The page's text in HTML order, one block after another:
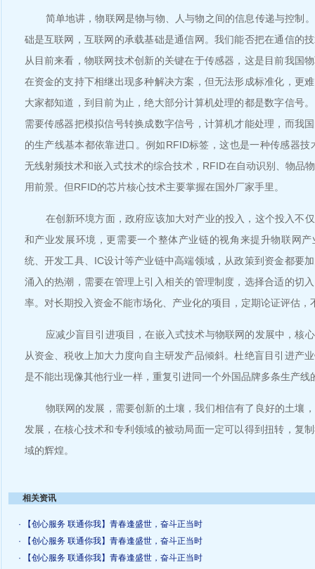
简单地讲，物联网是物与物、人与物之间的信息传递与控制
础是互联网，互联网的承载基础是通信网。我们能否把在通信的
从目前来看，物联网技术创新的关键在于传感器，这是目前我国
在资金的支持下相继出现多种解决方案，但无法形成标准化，更
大家都知道，到目前为止，绝大部分计算机处理的都是数字信号
需要传感器把模拟信号转换成数字信号，计算机才能处理，而我
的生产线基本都依靠进口。例如RFID标签，这也是一种传感器技
无线射频技术和嵌入式技术的综合技术，RFID在自动识别、物品
用前景。但RFID的芯片核心技术主要掌握在国外厂家手里。
在创新环境方面，政府应该加大对产业的投入，这个投入不
和产业发展环境，更需要一个整体产业链的视角来提升物联网
统、开发工具、IC设计等产业链中高端领域，从政策到资金都要
涌入的热潮，需要在管理上引入相关的管理制度，选择合适的切
率。对长期投入资金不能市场化、产业化的项目，定期论证评估，
应减少盲目引进项目，在嵌入式技术与物联网的发展中，核
从资金、税收上加大力度向自主研发产品倾斜。杜绝盲目引进产
是不能出现像其他行业一样，重复引进同一个外国品牌多条生产线
物联网的发展，需要创新的土壤，我们相信有了良好的土壤
发展，在核心技术和专利领域的被动局面一定可以得到扭转，复
域的辉煌。
相关资讯
· 【创心服务 联通你我】青春逢盛世，奋斗正当时
· 【创心服务 联通你我】青春逢盛世，奋斗正当时
· 【创心服务 联通你我】青春逢盛世，奋斗正当时